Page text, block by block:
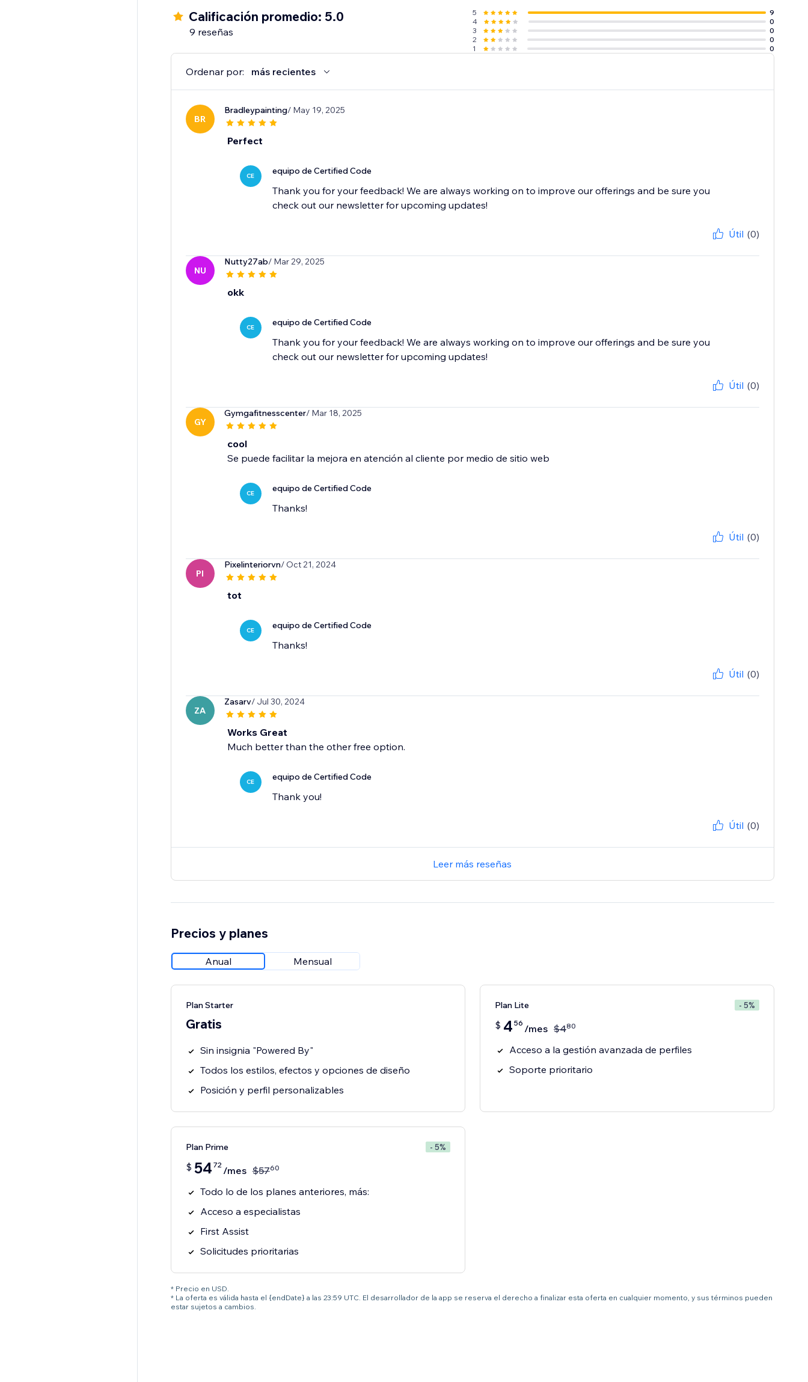
Calificación promedio: 5.0
9 reseñas
5
9
4
0
3
0
2
0
1
0
Ordenar por: más recientes
BR
Bradleypainting/ May 19, 2025
Perfect
CE equipo de Certified Code
Thank you for your feedback! We are always working on to improve our offerings and be sure you
check out our newsletter for upcoming updates!
Útil (0)
NU
Nutty27ab/ Mar 29, 2025
okk
CE equipo de Certified Code
Thank you for your feedback! We are always working on to improve our offerings and be sure you
check out our newsletter for upcoming updates!
Útil (0)
GY
Gymgafitnesscenter/ Mar 18, 2025
cool
Se puede facilitar la mejora en atención al cliente por medio de sitio web
CE equipo de Certified Code
Thanks!
Útil (0)
PI
Pixelinteriorvn/ Oct 21, 2024
tot
CE equipo de Certified Code
Thanks!
Útil (0)
ZA
Zasarv/ Jul 30, 2024
Works Great
Much better than the other free option.
CE equipo de Certified Code
Thank you!
Útil (0)
Leer más reseñas
Precios y planes
Anual Mensual
Plan Starter
Gratis
Sin insignia "Powered By"
Todos los estilos, efectos y opciones de diseño
Posición y perfil personalizables
Plan Lite - 5%
$ 4 56 /mes $480
Acceso a la gestión avanzada de perfiles
Soporte prioritario
Plan Prime - 5%
$ 54 72 /mes $5760
Todo lo de los planes anteriores, más:
Acceso a especialistas
First Assist
Solicitudes prioritarias
* Precio en USD.
* La oferta es válida hasta el {endDate} a las 23:59 UTC. El desarrollador de la app se reserva el derecho a finalizar esta oferta en cualquier momento, y sus términos pueden
estar sujetos a cambios.